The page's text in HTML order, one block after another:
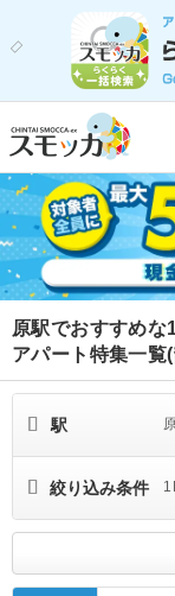
原駅でおすすめ
アパート特集一覧
駅
絞り込み条件